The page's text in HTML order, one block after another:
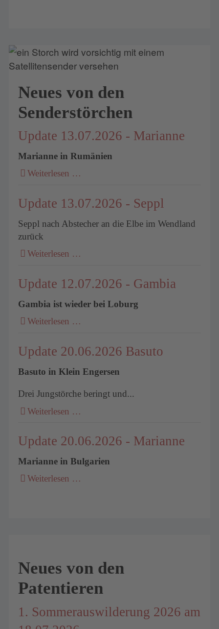
Neues von den
Senderstörchen
Update 13.07.2026 - Marianne
Marianne in Rumänien
Weiterlesen …
Update 13.07.2026 - Seppl
Seppl nach Abstecher an die Elbe im Wendland
zurück
Weiterlesen …
Update 12.07.2026 - Gambia
Gambia ist wieder bei Loburg
Weiterlesen …
Update 20.06.2026 Basuto
Basuto in Klein Engersen
Drei Jungstörche beringt und...
Weiterlesen …
Update 20.06.2026 - Marianne
Marianne in Bulgarien
Weiterlesen …
Neues von den
Patentieren
1. Sommerauswilderung 2026 am